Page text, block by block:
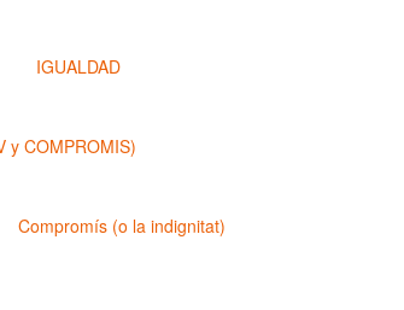
IGUALDAD
y COMPROMIS)
Compromís (o la indignitat)